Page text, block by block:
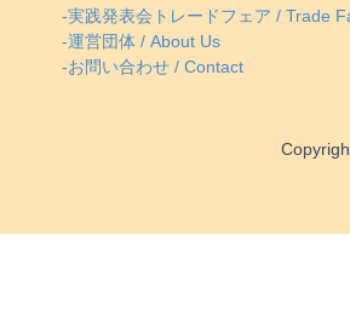
-実践発表会トレードフェア / Trade
-運営団体 / About Us
-お問い合わせ / Contact